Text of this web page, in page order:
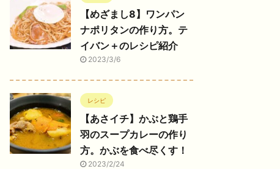
【めざまし8】ワンパン
ナポリタンの作り方。テ
イバン＋のレシピ紹介
2023/3/6
レシピ
【あさイチ】かぶと鶏手
羽のスープカレーの作り
方。かぶを食べ尽くす！
2023/2/24